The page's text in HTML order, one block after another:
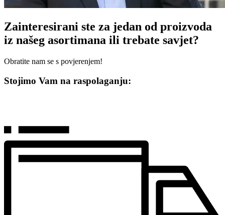
Zainteresirani ste za jedan od proizvoda
iz našeg asortimana ili trebate savjet?
Obratite nam se s povjerenjem!
Stojimo Vam na raspolaganju: